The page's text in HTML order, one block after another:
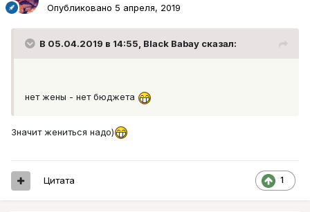
Опубликовано 5 апреля, 2019
В 05.04.2019 в 14:55, Black Babay сказал:
нет жены - нет бюджета
Значит жениться надо)
1
Цитата